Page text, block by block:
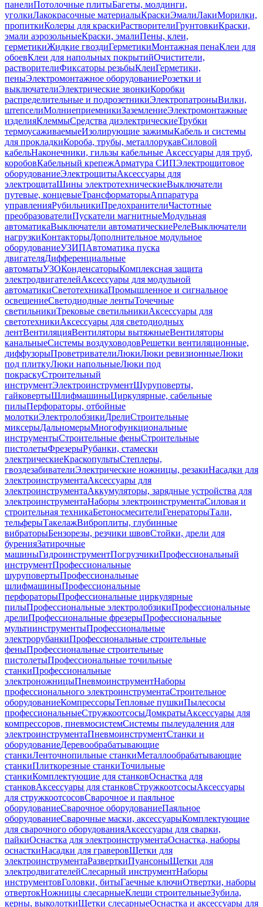
панелиПотолочные плитыБагеты, молдинги,
уголкиЛакокрасочные материалыКраскиЭмалиЛакиМорилки,
пропиткиКолеры для краскиРастворителиГрунтовкиКраски,
эмали аэрозольныеКраски, эмалиПены, клеи,
герметикиЖидкие гвоздиГерметикиМонтажная пенаКлеи для
обоевКлеи для напольных покрытийОчистители,
растворителиФиксаторы резьбыКлеиГерметики,
пеныЭлектромонтажное оборудованиеРозетки и
выключателиЭлектрические звонкиКоробки
распределительные и подрозетникиЭлектропатроныВилки,
штепселиМолниеприемникиЗаземлениеЭлектромонтажные
изделияКлеммыСредства диэлектрическиеТрубки
термоусаживаемыеИзолирующие зажимыКабель и системы
для прокладкиКороба, трубы, металлорукавСиловой
кабельНаконечники, гильзы кабельные Аксессуары для труб,
коробовКабельный крепежАрматура СИПЭлектрощитовое
оборудованиеЭлектрощитыАксессуары для
электрощитаШины электротехническиеВыключатели
путевые, концевыеТрансформаторыАппаратура
управленияРубильникиПредохранителиЧастотные
преобразователиПускатели магнитныеМодульная
автоматикаВыключатели автоматическиеРелеВыключатели
нагрузкиКонтакторыДополнительное модульное
оборудованиеУЗИПАвтоматика пуска
двигателяДифференциальные
автоматыУЗОКонденсаторыКомплексная защита
электродвигателейАксессуары для модульной
автоматикиСветотехникаПромышленное и сигнальное
освещениеСветодиодные лентыТочечные
светильникиТрековые светильникиАксессуары для
светотехникиАксессуары для светодиодных
лентВентиляцияВентиляторы вытяжныеВентиляторы
канальныеСистемы воздуховодовРешетки вентиляционные,
диффузорыПроветривателиЛюкиЛюки ревизионныеЛюки
под плиткуЛюки напольныеЛюки под
покраскуСтроительный
инструментЭлектроинструментШуруповерты,
гайковертыШлифмашиныЦиркулярные, сабельные
пилыПерфораторы, отбойные
молоткиЭлектролобзикиДрелиСтроительные
миксерыДальномерыМногофункциональные
инструментыСтроительные феныСтроительные
пистолетыФрезерыРубанки, стамески
электрическиеКраскопультыСтеплеры,
гвоздезабивателиЭлектрические ножницы, резакиНасадки для
электроинструментаАксессуары для
электроинструментаАккумуляторы, зарядные устройства для
электроинструментаНаборы электроинструментаСиловая и
строительная техникаБетоносмесителиГенераторыТали,
тельферыТакелажВиброплиты, глубинные
вибраторыБензорезы, резчики швовСтойки, дрели для
буренияЗатирочные
машиныГидроинструментПогрузчикиПрофессиональный
инструментПрофессиональные
шуруповертыПрофессиональные
шлифмашиныПрофессиональные
перфораторыПрофессиональные циркулярные
пилыПрофессиональные электролобзикиПрофессиональные
дрелиПрофессиональные фрезерыПрофессиональные
мультиинструментыПрофессиональные
электрорубанкиПрофессиональные строительные
феныПрофессиональные строительные
пистолетыПрофессиональные точильные
станкиПрофессиональные
электроножницыПневмоинструментНаборы
профессионального электроинструментаСтроительное
оборудованиеКомпрессорыТепловые пушкиПылесосы
профессиональныеСтружкоотсосыДомкратыАксессуары для
компрессоров, пневмосистемСистемы пылеудаления для
электроинструментаПневмоинструментСтанки и
оборудованиеДеревообрабатывающие
станкиЛенточнопильные станкиМеталлообрабатывающие
станкиПлиткорезные станкиТочильные
станкиКомплектующие для станковОснастка для
станковАксессуары для станковСтружкоотсосыАксессуары
для стружкоотсосовСварочное и паяльное
оборудованиеСварочное оборудованиеПаяльное
оборудованиеСварочные маски, аксессуарыКомплектующие
для сварочного оборудованияАксессуары для сварки,
пайкиОснастка для электроинструментаОснастка, наборы
оснасткиНасадки для граверовЩетки для
электроинструментаРазверткиПуансоныЩетки для
электродвигателейСлесарный инструментНаборы
инструментовГоловки, битыГаечные ключиОтвертки, наборы
отвертокНожницы слесарныеКлещи строительныеЗубила,
керны, выколоткиЩетки слесарныеОснастка и аксессуары для